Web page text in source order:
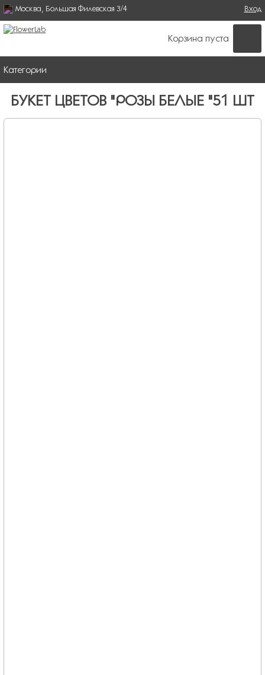
Москва, Большая Филевская 3/4 ФОРМА ПОИСКА
Вход
Корзина пуста
Категории
БУКЕТ ЦВЕТОВ "РОЗЫ БЕЛЫЕ "51 ШТ